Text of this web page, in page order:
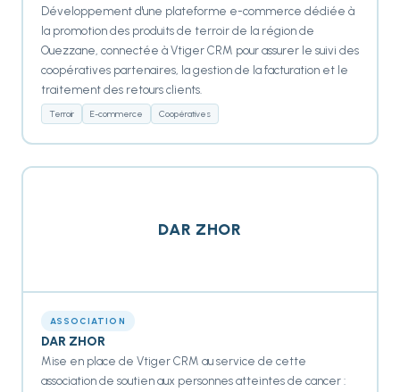
Développement d'une plateforme e-commerce dédiée à
la promotion des produits de terroir de la région de
Ouezzane, connectée à Vtiger CRM pour assurer le suivi des
coopératives partenaires, la gestion de la facturation et le
traitement des retours clients.
Terroir E-commerce Coopératives
DAR ZHOR
ASSOCIATION
DAR ZHOR
Mise en place de Vtiger CRM au service de cette
association de soutien aux personnes atteintes de cancer :